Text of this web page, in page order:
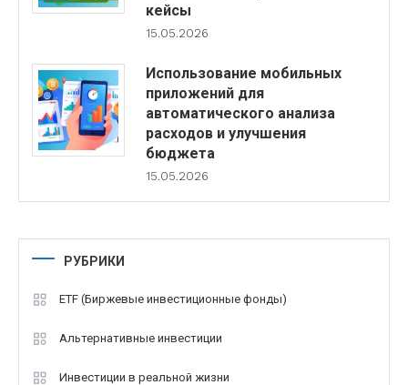
кейсы
15.05.2026
Использование мобильных
приложений для
автоматического анализа
расходов и улучшения
бюджета
15.05.2026
РУБРИКИ
ETF (Биржевые инвестиционные фонды)
Альтернативные инвестиции
Инвестиции в реальной жизни